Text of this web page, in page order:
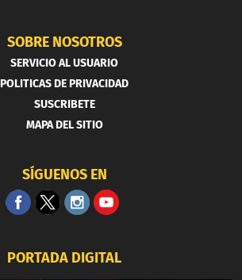
SOBRE NOSOTROS
SERVICIO AL USUARIO
POLITICAS DE PRIVACIDAD
SUSCRIBETE
MAPA DEL SITIO
SÍGUENOS EN
PORTADA DIGITAL